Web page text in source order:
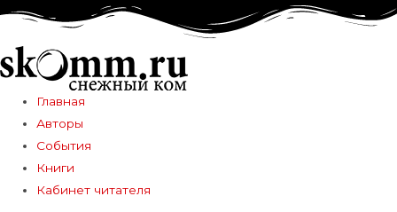
Главная
Авторы
События
Книги
Кабинет читателя